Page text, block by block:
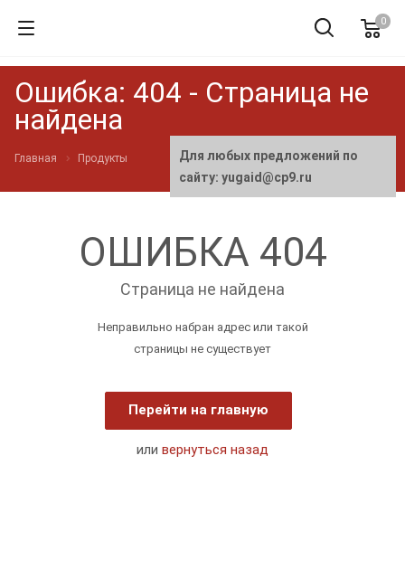
0
Ошибка: 404 - Страница не
найдена
Главная Продукты
ОШИБКА 404
Страница не найдена
Неправильно набран адрес или такой
страницы не существует
Перейти на главную
или вернуться назад
Для любых предложений по
сайту: yugaid@cp9.ru